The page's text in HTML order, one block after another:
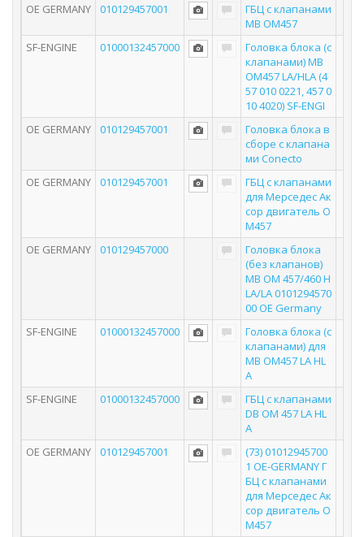
OE GERMANY
010129457001
ГБЦ с клапанами
MB OM457
SF-ENGINE
01000132457000
Головка блока (с
клапанами) MB
OM457 LA/HLA (4
57 010 0221, 457 0
10 4020) SF-ENGI
OE GERMANY
010129457001
Головка блока в
сборе с клапана
ми Conecto
OE GERMANY
010129457001
ГБЦ с клапанами
для Мерседес Ак
сор двигатель O
M457
OE GERMANY
010129457000
Головка блока
(без клапанов)
MB OM 457/460 H
LA/LA 0101294570
00 OE Germany
SF-ENGINE
01000132457000
Головка блока (с
клапанами) для
MB OM457 LA HL
A
SF-ENGINE
01000132457000
ГБЦ с клапанами
DB OM 457 LA HL
A
OE GERMANY
010129457001
(73) 01012945700
1 OE-GERMANY Г
БЦ с клапанами
для Мерседес Ак
сор двигатель O
M457